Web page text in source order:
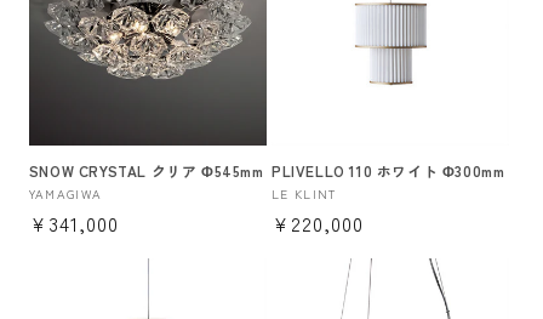
SNOW CRYSTAL クリア Φ545mm
販
売
YAMAGIWA
通
¥341,000
PLIVELLO 110 ホワイト Φ300mm
販
売
LE KLINT
通
¥220,000